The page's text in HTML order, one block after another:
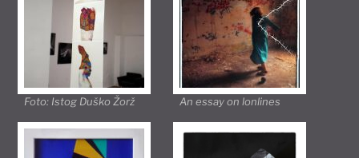
Foto: Istog Duško Žorž An essay on lonlines